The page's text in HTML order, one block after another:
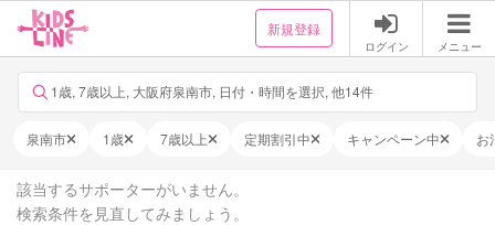
新規登録
ログイン メニュー
1歳, 7歳以上, 大阪府泉南市, 日付・時間を選択, 他14件
泉南市 1歳 7歳以上 定期割引中 キャンペーン中 お
該当するサポーターがいません。
検索条件を見直してみましょう。